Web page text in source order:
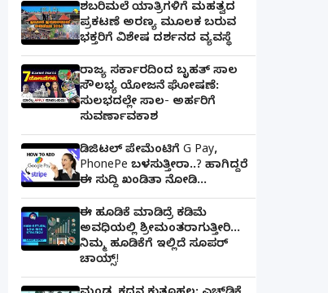
ಶಬರಿಮಲೆ ಯಾತ್ರಿಗಳಿಗೆ ಮಹತ್ವದ
ಪ್ರಕಟಣೆ ಅರಣ್ಯ ಮೂಲಕ ಬರುವ
ಭಕ್ತರಿಗೆ ವಿಶೇಷ ದರ್ಶನದ ವ್ಯವಸ್ಥೆ
ರಾಜ್ಯ ಸರ್ಕಾರದಿಂದ ಬೃಹತ್ ಸಾಲ
ಸೌಲಭ್ಯ ಯೋಜನೆ ಘೋಷಣೆ:
ಸುಲಭದಲ್ಲೇ ಸಾಲ- ಅರ್ಹರಿಗೆ
ಸುವರ್ಣಾವಕಾಶ
ಡಿಜಿಟಲ್ ಪೇಮೆಂಟಿಗೆ G Pay,
PhonePe ಬಳಸುತ್ತೀರಾ..? ಹಾಗಿದ್ದರೆ
ಈ ಸುದ್ದಿ ಖಂಡಿತಾ ನೋಡಿ...
ಈ ಹೂಡಿಕೆ ಮಾಡಿದ್ರೆ ಕಡಿಮೆ
ಅವಧಿಯಲ್ಲಿ ಶ್ರೀಮಂತರಾಗುತ್ತೀರಿ...
ನಿಮ್ಮ ಹೂಡಿಕೆಗೆ ಇಲ್ಲಿದೆ ಸೂಪರ್
ಚಾಯ್ಸ್‌!